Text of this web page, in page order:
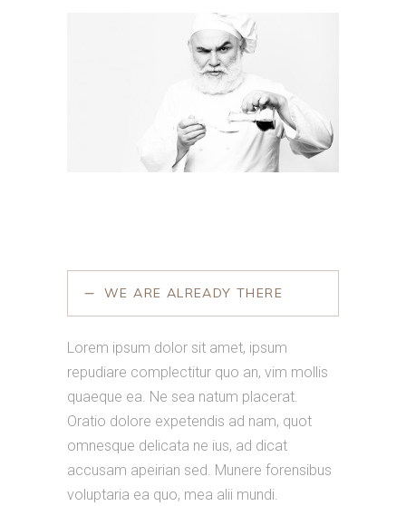
WE ARE ALREADY THERE
Lorem ipsum dolor sit amet, ipsum
repudiare complectitur quo an, vim mollis
quaeque ea. Ne sea natum placerat.
Oratio dolore expetendis ad nam, quot
omnesque delicata ne ius, ad dicat
accusam apeirian sed. Munere forensibus
voluptaria ea quo, mea alii mundi.